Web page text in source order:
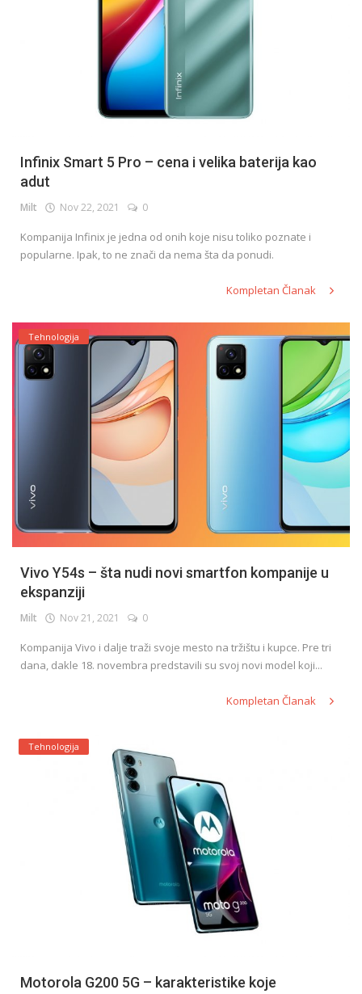
Infinix Smart 5 Pro – cena i velika baterija kao
adut
Milt Nov 22, 2021 0
Kompanija Infinix je jedna od onih koje nisu toliko poznate i
popularne. Ipak, to ne znači da nema šta da ponudi.
Kompletan Članak
Tehnologija
Vivo Y54s – šta nudi novi smartfon kompanije u
ekspanziji
Milt Nov 21, 2021 0
Kompanija Vivo i dalje traži svoje mesto na tržištu i kupce. Pre tri
dana, dakle 18. novembra predstavili su svoj novi model koji...
Kompletan Članak
Tehnologija
Motorola G200 5G – karakteristike koje